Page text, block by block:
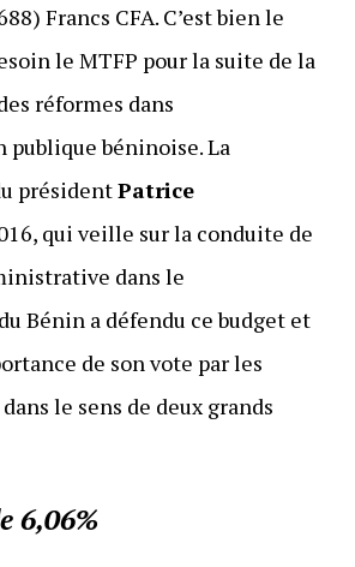
Francs CFA. C’est bien le
le MTFP pour la suite de la
réformes dans
béninoise. La
présidentPatrice
qui veille sur la conduite de
dans le
Bénin a défendu ce budget et
de son vote par les
le sens de deux grands
6,06%